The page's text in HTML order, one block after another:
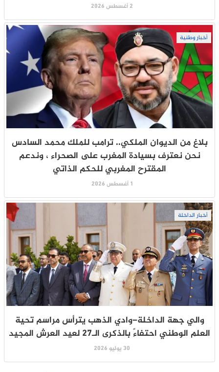
2 أغسطس 2026
أخبار وطنية
بلاغ من الديوان الملكي.. ترامب للملك محمد السادس
نحن نعترف بسيادة المغرب على الصحراء ، وندعم
المقترح المغربي للحكم الذاتي
1 أغسطس 2026
أخبار الداخلة
والي جهة الداخلة–وادي الذهب يترأس مراسم تحية
العلم الوطني احتفاءً بالذكرى الـ27 لعيد العرش المجيد
30 يوليو 2026